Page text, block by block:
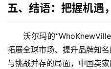
伴
五、结语：把握机遇
沃尔玛的
拓展全球市场、提升品牌知
与挑战并存的局面，中国卖